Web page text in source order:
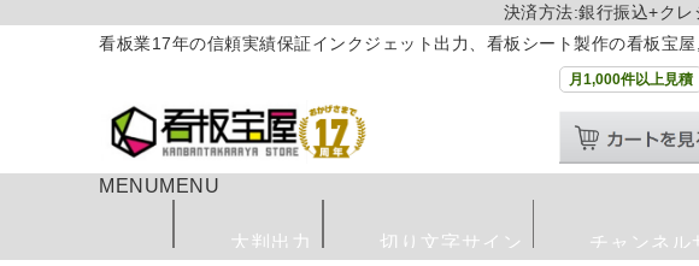
決済方法:銀行振込+ク
看板業17年の信頼実績保証インクジェット出力、看板シート製作の看板宝
月1,000件以上見積
MENUMENU
大判出力 切り文字サイン チャンネル